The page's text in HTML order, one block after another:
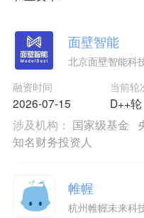
面壁智能
北京面壁智能科
融资时间
2026-07-15
当前轮
D++轮
涉及机构： 国家级基金
知名财务投资人
帷幄
杭州帷幄未来科